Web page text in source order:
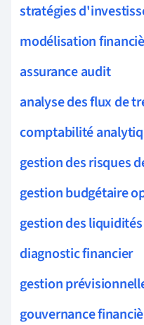
stratégies
modélisation
assurance audit
analyse des flux de
comptabilité
gestion des risques
gestion budgétaire
gestion des liquidités
diagnostic financier
gestion
gouvernance